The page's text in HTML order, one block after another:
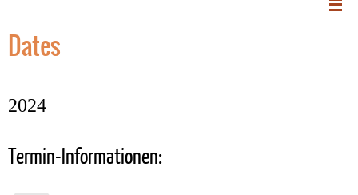
Dates
2024
Termin-Informationen: